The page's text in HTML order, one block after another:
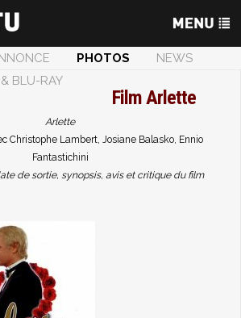
PHOTOS
NEWS
BLU-RAY
FilmArlette
Arlette
Christophe Lambert, Josiane Balasko, Ennio
Fantastichini
de sortie, synopsis, avis et critique du film